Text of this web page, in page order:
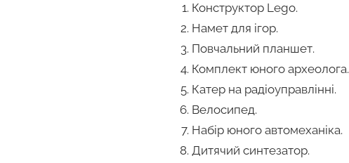
Конструктор Lego.
Намет для ігор.
Повчальний планшет.
Комплект юного археолога.
Катер на радіоуправлінні.
Велосипед.
Набір юного автомеханіка.
Дитячий синтезатор.